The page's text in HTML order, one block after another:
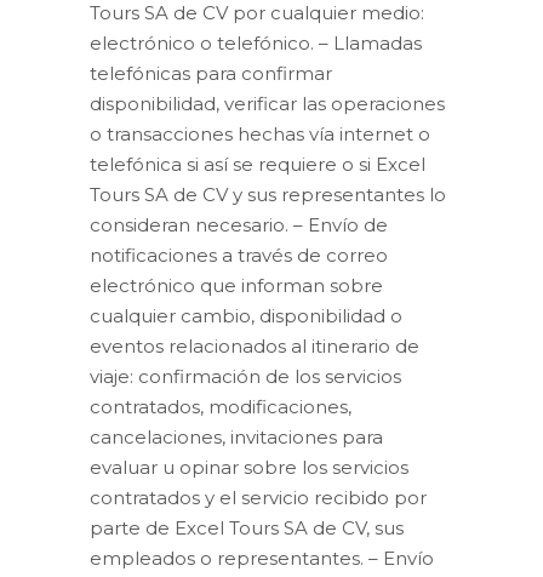
Tours SA de CV por cualquier medio:
electrónico o telefónico. – Llamadas
telefónicas para confirmar
disponibilidad, verificar las operaciones
o transacciones hechas vía internet o
telefónica si así se requiere o si Excel
Tours SA de CV y sus representantes lo
consideran necesario. – Envío de
notificaciones a través de correo
electrónico que informan sobre
cualquier cambio, disponibilidad o
eventos relacionados al itinerario de
viaje: confirmación de los servicios
contratados, modificaciones,
cancelaciones, invitaciones para
evaluar u opinar sobre los servicios
contratados y el servicio recibido por
parte de Excel Tours SA de CV, sus
empleados o representantes. – Envío